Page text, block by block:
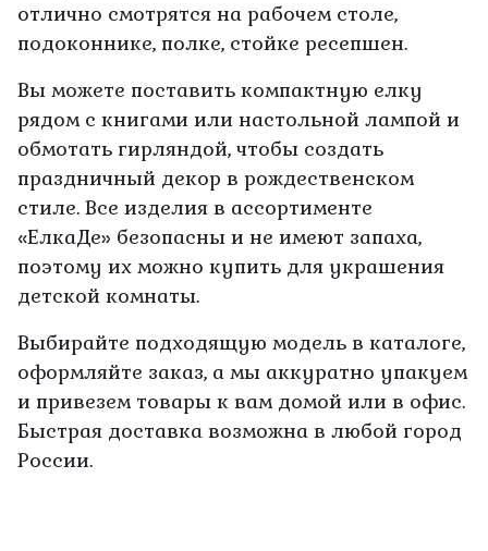
отлично смотрятся на рабочем столе,
подоконнике, полке, стойке ресепшен.
Вы можете поставить компактную елку
рядом с книгами или настольной лампой и
обмотать гирляндой, чтобы создать
праздничный декор в рождественском
стиле. Все изделия в ассортименте
«ЕлкаДе» безопасны и не имеют запаха,
поэтому их можно купить для украшения
детской комнаты.
Выбирайте подходящую модель в каталоге,
оформляйте заказ, а мы аккуратно упакуем
и привезем товары к вам домой или в офис.
Быстрая доставка возможна в любой город
России.